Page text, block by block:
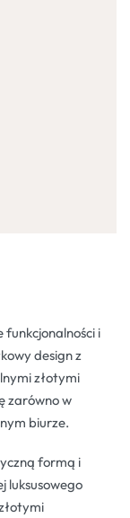
funkcjonalności i
design z
złotymi
zarówno w
biurze.
formą i
luksusowego